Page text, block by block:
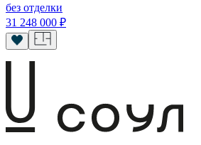
без отделки
31 248 000 ₽